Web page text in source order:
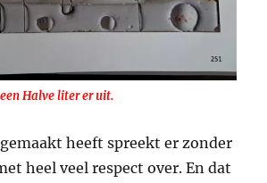
Halve liter er uit.
heeft spreekt er zonder
heel veel respect over. En dat